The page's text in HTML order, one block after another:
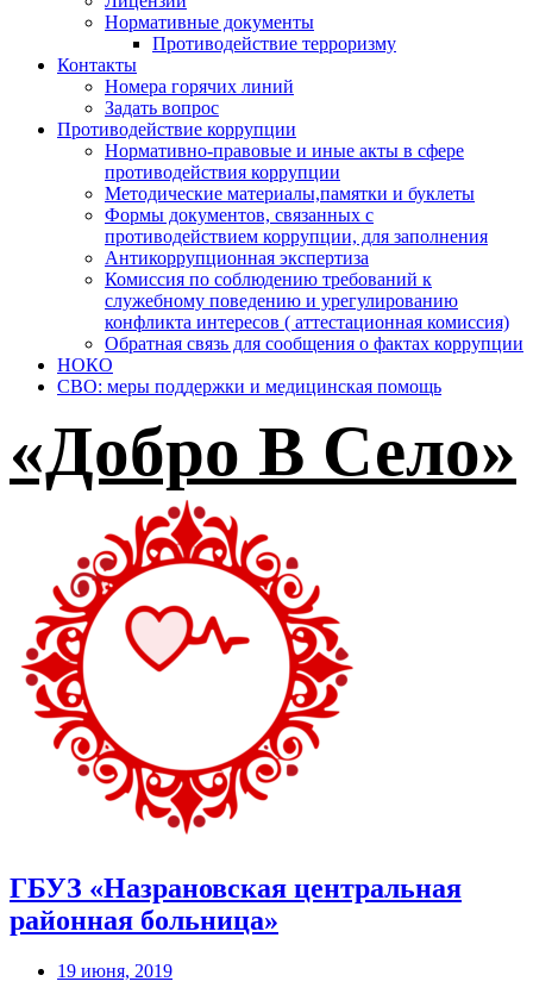
Нормативные документы
Противодействие терроризму
Контакты
Номера горячих линий
Задать вопрос
Противодействие коррупции
Нормативно-правовые и иные акты в сфере
противодействия коррупции
Методические материалы,памятки и буклеты
Формы документов, связанных с
противодействием коррупции, для заполнения
Антикоррупционная экспертиза
Комиссия по соблюдению требований к
служебному поведению и урегулированию
конфликта интересов ( аттестационная комиссия)
Обратная связь для сообщения о фактах коррупции
НОКО
СВО: меры поддержки и медицинская помощь
«Добро В Село»
ГБУЗ «Назрановская центральная
районная больница»
19 июня, 2019